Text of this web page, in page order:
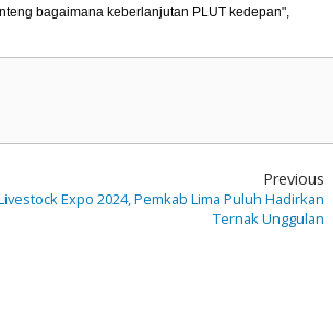
bagaimana keberlanjutan PLUT kedepan",
Previous
Expo 2024, Pemkab Lima Puluh Hadirkan
Ternak Unggulan